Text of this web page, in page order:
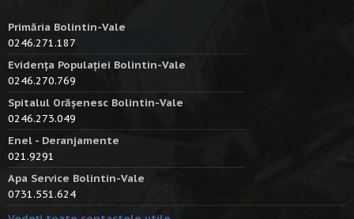
Primăria Bolintin-Vale
0246.271.187
Evidența Populației Bolintin-Vale
0246.270.769
Spitalul Orășenesc Bolintin-Vale
0246.273.049
Enel - Deranjamente
021.9291
Apa Service Bolintin-Vale
0731.551.624